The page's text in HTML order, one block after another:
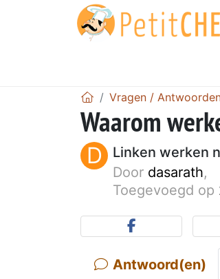
Vragen /
Waarom
D
Linken werken
Door dasarath,
Toegevoegd op
Antwoord(en)